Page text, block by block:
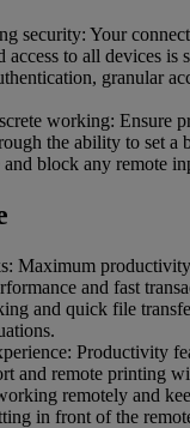
security: Your
access to all devices is
granular
working: Ensure
the ability to set a
and block any remote
Maximum
and fast
and quick file
Productivity
and remote printing
remotely and
in front of the